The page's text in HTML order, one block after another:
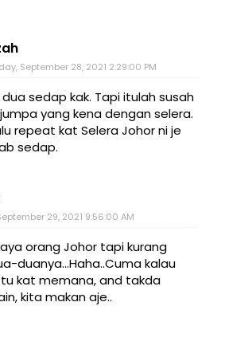
September 28, 2021 2:29:00 PM
dua sedap kak. Tapi itulah susah
yang kena dengan selera.
repeat kat Selera Johor ni je
sedap.
29, 2021 9:56:00 AM
orang Johor tapi kurang
duanya...Haha..Cuma kalau
kat memana, and takda
kita makan aje..